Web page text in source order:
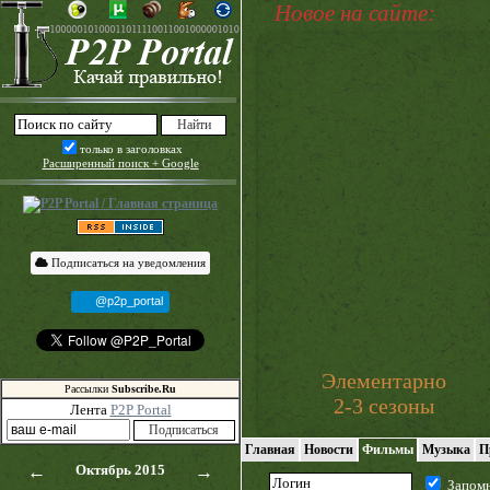
только в заголовках
Расширенный поиск + Google
Подписаться на уведомления
@p2p_portal
Рассылки Subscribe.Ru
Лента P2P Portal
← Октябрь 2015 →
Новое на сайте:
Элементарно
2-3 сезоны
Главная Новости Фильмы Музыка